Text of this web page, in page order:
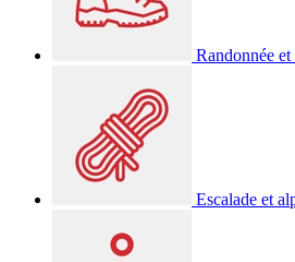
Randonnée
Escalade et